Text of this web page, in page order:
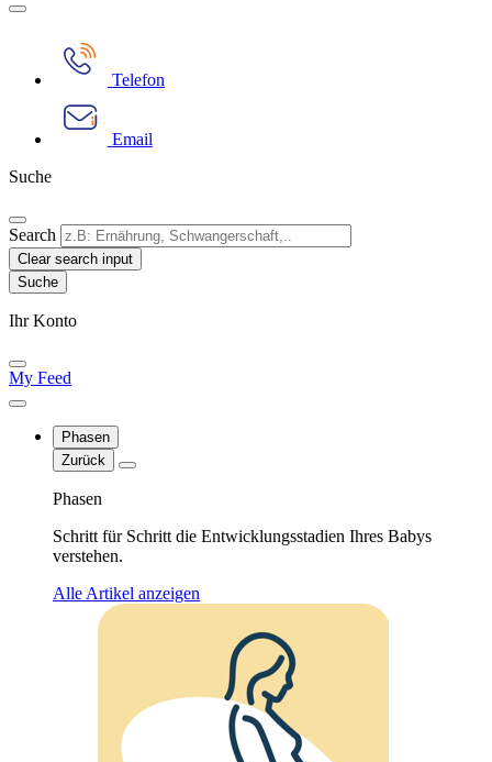
Telefon
Email
Suche
Search
Clear search input
Ihr Konto​
My Feed
Phasen
Zurück
Phasen
Schritt für Schritt die Entwicklungsstadien Ihres Babys
verstehen.
Alle Artikel anzeigen